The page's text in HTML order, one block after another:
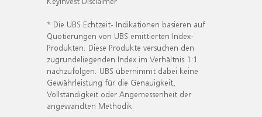
* Die UBS Echtzeit- Indikationen basieren auf
Quotierungen von UBS emittierten Index-
Produkten. Diese Produkte versuchen den
zugrundeliegenden Index im Verhältnis 1:1
nachzufolgen. UBS übernimmt dabei keine
Gewährleistung für die Genauigkeit,
Vollständigkeit oder Angemessenheit der
angewandten Methodik.